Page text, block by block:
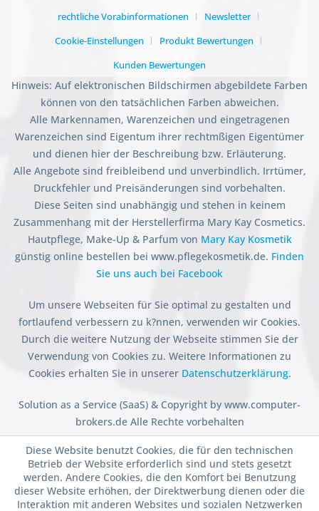
rechtliche Vorabinformationen
Newsletter
Cookie-Einstellungen
Produkt Bewertungen
Kunden Bewertungen
Hinweis: Auf elektronischen Bildschirmen abgebildete Farben
können von den tatsächlichen Farben abweichen.
Alle Markennamen, Warenzeichen und eingetragenen
Warenzeichen sind Eigentum ihrer rechtmßigen Eigentümer
und dienen hier der Beschreibung bzw. Erläuterung.
Alle Angebote sind freibleibend und unverbindlich. Irrtümer,
Druckfehler und Preisänderungen sind vorbehalten.
Diese Seiten sind unabhängig und stehen in keinem
Zusammenhang mit der Herstellerfirma Mary Kay Cosmetics.
Hautpflege, Make-Up & Parfum von Mary Kay Kosmetik
günstig online bestellen bei www.pflegekosmetik.de. Finden
Sie uns auch bei Facebook
Um unsere Webseiten für Sie optimal zu gestalten und
fortlaufend verbessern zu k?nnen, verwenden wir Cookies.
Durch die weitere Nutzung der Webseite stimmen Sie der
Verwendung von Cookies zu. Weitere Informationen zu
Cookies erhalten Sie in unserer Datenschutzerklärung.
Solution as a Service (SaaS) & Copyright by www.computer-
brokers.de Alle Rechte vorbehalten
Diese Website benutzt Cookies, die für den technischen
Betrieb der Website erforderlich sind und stets gesetzt
werden. Andere Cookies, die den Komfort bei Benutzung
dieser Website erhöhen, der Direktwerbung dienen oder die
Interaktion mit anderen Websites und sozialen Netzwerken